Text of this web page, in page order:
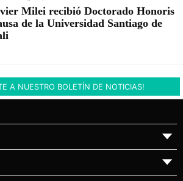
Milei recibió Doctorado Honoris
de la Universidad Santiago de
A NUESTRO BOLETÍN DE NOTICIAS!
▼
▼